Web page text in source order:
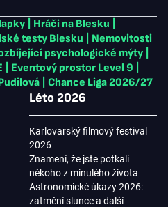
Hráči na Blesku
testy Blesku
Nemovitosti
psychologické mýty
Eventový prostor Level 9
Chance Liga 2026/27
Léto 2026
Karlovarský filmový festival
2026
Znamení, že jste potkali
někoho z minulého života
Astronomické úkazy 2026:
zatmění slunce a další